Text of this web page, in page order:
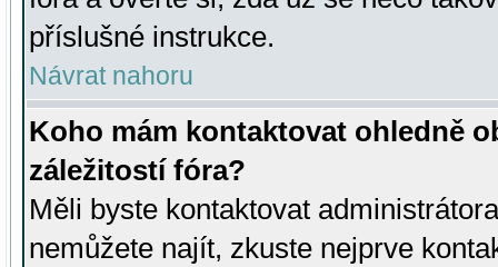
příslušné instrukce.
Návrat nahoru
Koho mám kontaktovat ohledně
záležitostí fóra?
Měli byste kontaktovat
nemůžete najít, zkuste nejprve